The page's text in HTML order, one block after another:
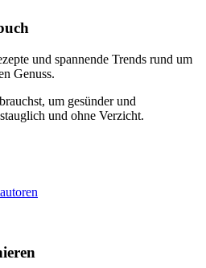
und spannende Trends rund um
Genuss.
um gesünder und
und ohne Verzicht.